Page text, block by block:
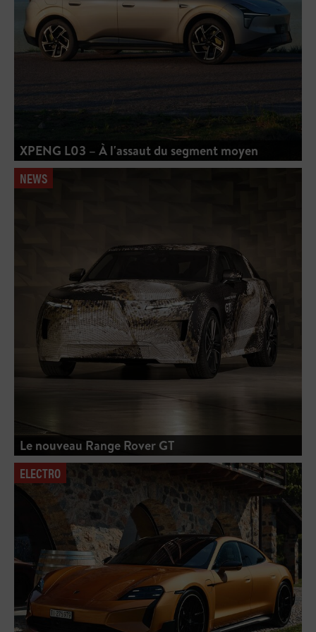
XPENG L03 – À l'assaut du segment moyen
NEWS
Le nouveau Range Rover GT
ELECTRO